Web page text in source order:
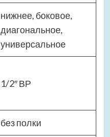
нижнее, боковое,
диагональное,
универсальное
1/2″ ВР
без полки